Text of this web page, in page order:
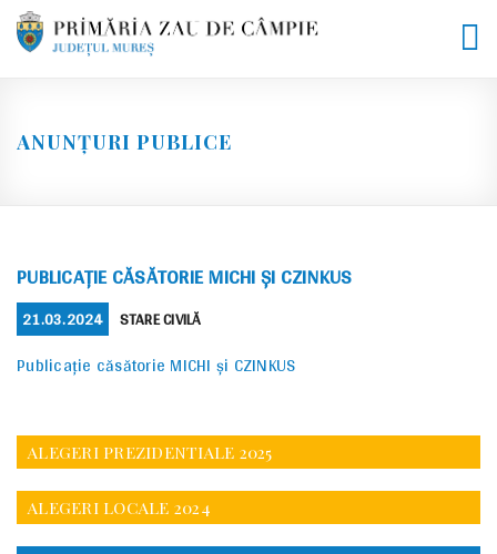
Skip
ANUNȚURI PUBLICE
PUBLICAȚIE CĂSĂTORIE MICHI ȘI CZINKUS
POSTED
ON
21.03.2024 CATEGORIES
STARE CIVILĂ
Publicație căsătorie MICHI și CZINKUS
ALEGERI PREZIDENTIALE 2025
ALEGERI LOCALE 2024